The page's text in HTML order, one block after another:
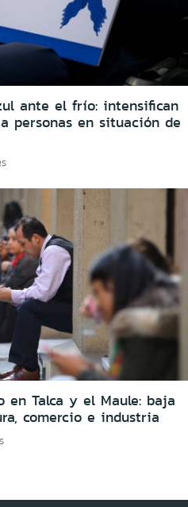
ante el frío: intensifican
personas en situación de
en Talca y el Maule: baja
comercio e industria